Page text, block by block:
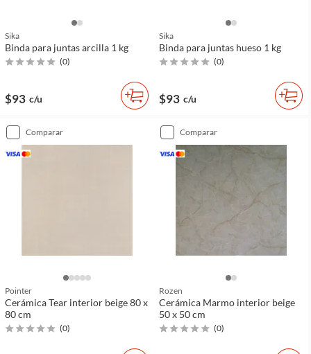
Sika
Binda para juntas arcilla 1 kg
(0)
$93 c/u
Sika
Binda para juntas hueso 1 kg
(0)
$93 c/u
comparar
Pointer
Cerámica Tear interior beige 80 x
80 cm
(0)
comparar
Rozen
Cerámica Marmo interior beige
50 x 50 cm
(0)